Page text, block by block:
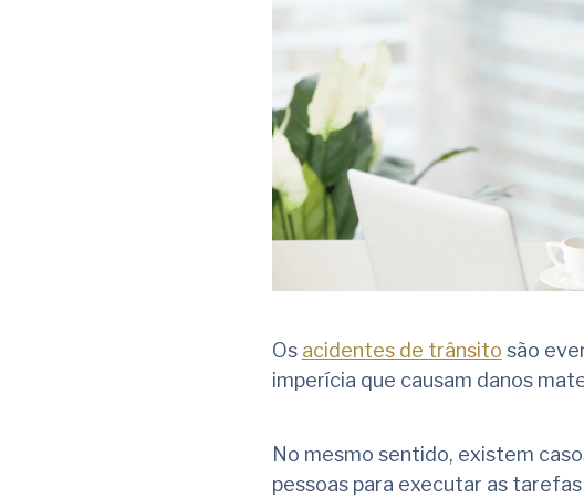
Os acidentes de trânsito são
imperícia que causam danos
No mesmo sentido, existem
pessoas para executar as